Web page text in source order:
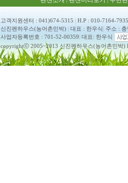
고객지원센터 : 041)674-5315 | H.P : 010-7164-7935
신진펜하우스(농어촌민박) | 대표 : 한우식| 주소 :
사업자등록번호 : 701-52-00359 대표: 한우식
copyrightⓒ 2005~2013 신진펜하우스(농어촌민박)